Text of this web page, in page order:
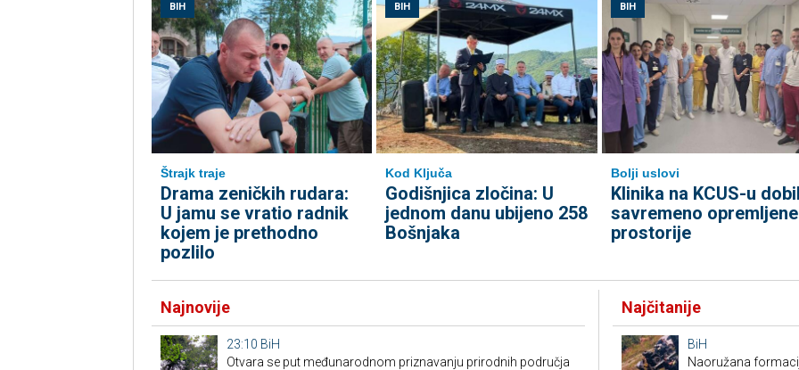
BIH
Štrajk traje
Drama zeničkih rudara:
U jamu se vratio radnik
kojem je prethodno
pozlilo
BIH
Kod Ključa
Godišnjica zločina: U
jednom danu ubijeno 258
Bošnjaka
BIH
Bolji uslovi
Klinika na KCUS-u
savremeno opremljene
prostorije
Najnovije
23:10 BiH
Otvara se put međunarodnom priznavanju prirodnih područja
Najčitanije
BiH
Naoružana